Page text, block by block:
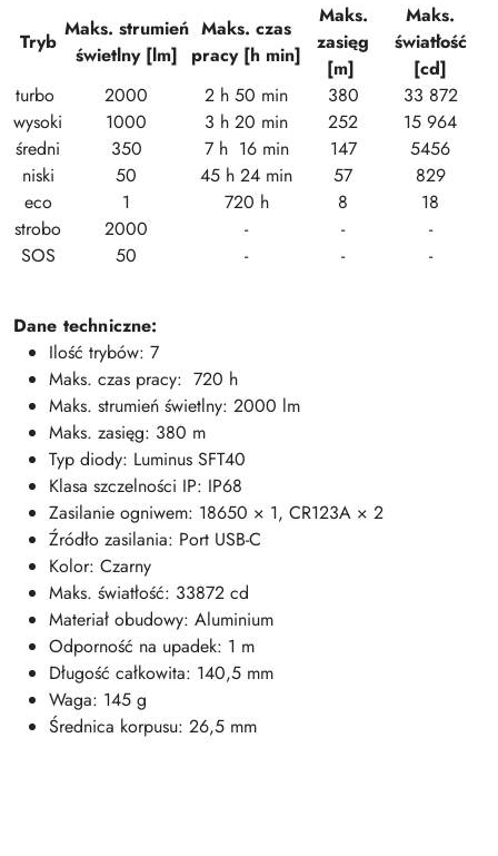
Tryb
Maks. strumień
świetlny [lm]
Maks. czas
pracy [h min]
Maks.
zasięg
[m]
Maks.
światłość
[cd]
turbo
2000 2 h 50 min 380
33 872
wysoki
1000 3 h 20 min 252
15 964
średni
350 7 h 16 min 147
5456
niski
50 45 h 24 min 57
829
eco
1 720 h 8
18
strobo
2000 - -
-
SOS
50 - - -
Dane techniczne:
Ilość trybów: 7
Maks. czas pracy: 720 h
Maks. strumień świetlny: 2000 lm
Maks. zasięg: 380 m
Typ diody: Luminus SFT40
Klasa szczelności IP: IP68
Zasilanie ogniwem: 18650 × 1, CR123A × 2
Źródło zasilania: Port USB-C
Kolor: Czarny
Maks. światłość: 33872 cd
Materiał obudowy: Aluminium
Odporność na upadek: 1 m
Długość całkowita: 140,5 mm
Waga: 145 g
Średnica korpusu: 26,5 mm